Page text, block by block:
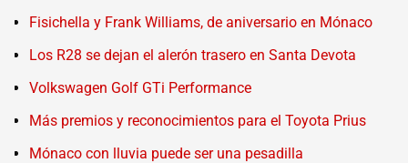
Fisichella y Frank Williams, de aniversario en Mónaco
Los R28 se dejan el alerón trasero en Santa Devota
Volkswagen Golf GTi Performance
Más premios y reconocimientos para el Toyota Prius
Mónaco con lluvia puede ser una pesadilla